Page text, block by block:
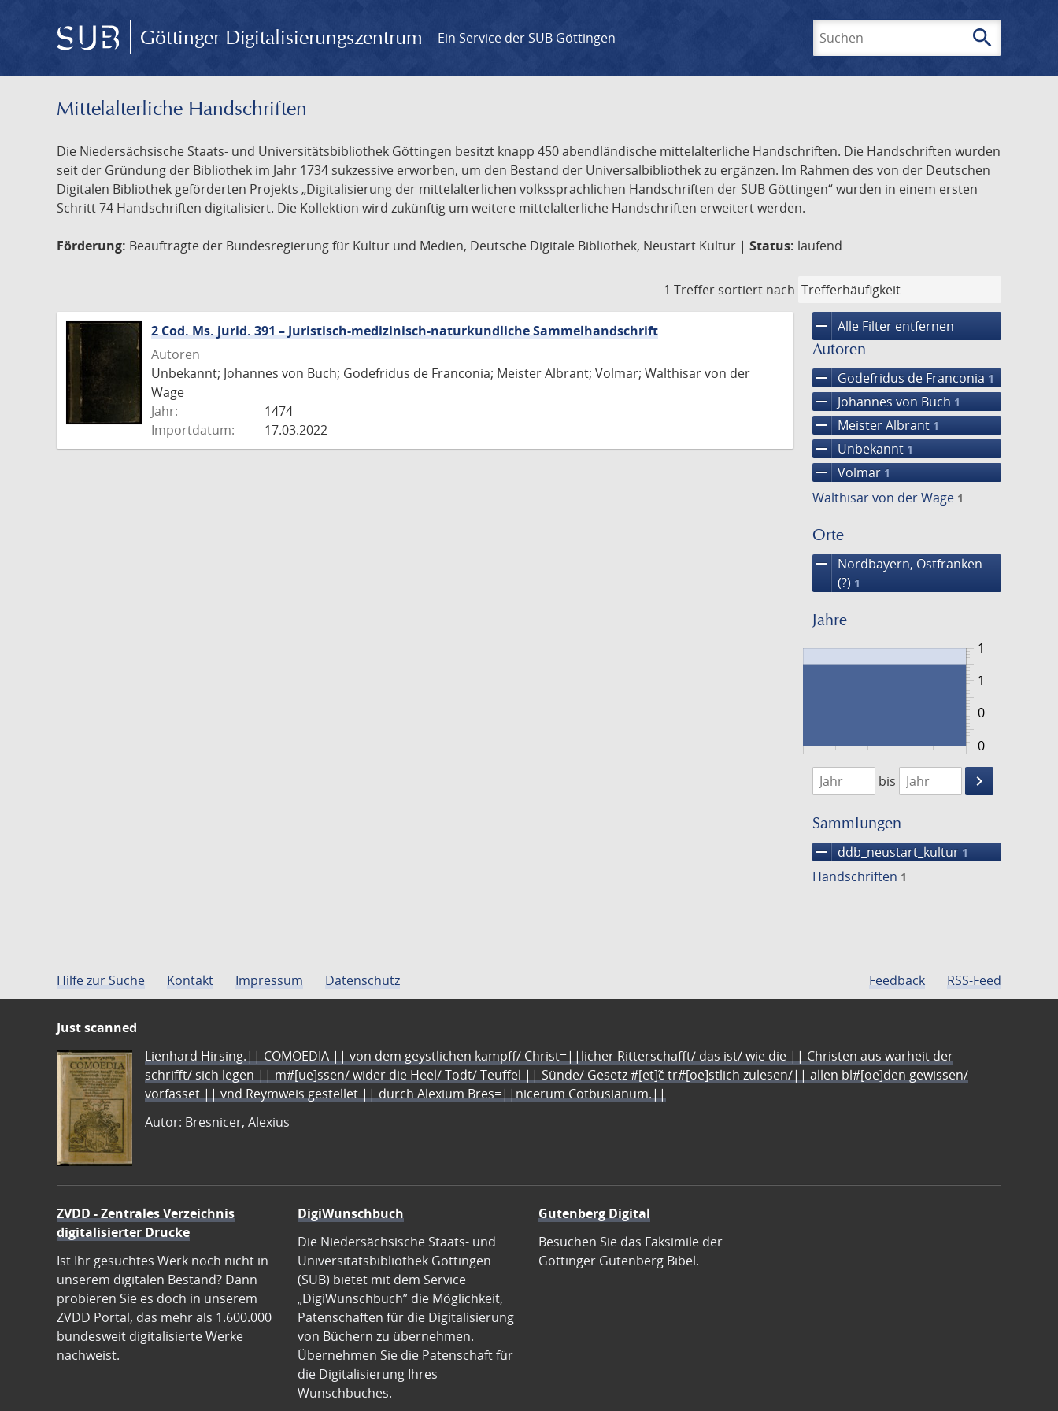
Göttinger Digitalisierungszentrum Ein Service der SUB Göttingen search
Mittelalterliche Handschriften
Die Niedersächsische Staats- und Universitätsbibliothek Göttingen besitzt knapp 450 abendländische mittelalterliche Handschriften. Die Handschriften wurden
seit der Gründung der Bibliothek im Jahr 1734 sukzessive erworben, um den Bestand der Universalbibliothek zu ergänzen. Im Rahmen des von der Deutschen
Digitalen Bibliothek geförderten Projekts „Digitalisierung der mittelalterlichen volkssprachlichen Handschriften der SUB Göttingen“ wurden in einem ersten
Schritt 74 Handschriften digitalisiert. Die Kollektion wird zukünftig um weitere mittelalterliche Handschriften erweitert werden.
Förderung: Beauftragte der Bundesregierung für Kultur und Medien, Deutsche Digitale Bibliothek, Neustart Kultur | Status: laufend
1 Treffer sortiert nach
remove Alle Filter entfernen
Autoren
remove Godefridus de Franconia 1
remove Johannes von Buch 1
remove Meister Albrant 1
remove Unbekannt 1
remove Volmar 1
Walthisar von der Wage 1
Orte
remove
Nordbayern, Ostfranken
(?) 1
Jahre
0
1
0
1
1474
1475
bis
keyboard_arrow_right
Suche
Sammlungen
remove ddb_neustart_kultur 1
Handschriften 1
2 Cod. Ms. jurid. 391 – Juristisch-medizinisch-naturkundliche Sammelhandschrift
Autoren
Unbekannt; Johannes von Buch; Godefridus de Franconia; Meister Albrant; Volmar; Walthisar von der
Wage
Jahr:
1474
Importdatum:
17.03.2022
Hilfe zur Suche Kontakt Impressum Datenschutz Feedback RSS-Feed
Just scanned
Lienhard Hirsing.|| COMOEDIA || von dem geystlichen kampff/ Christ=||licher Ritterschafft/ das ist/ wie die || Christen aus warheit der
schrifft/ sich legen || m#[ue]ssen/ wider die Heel/ Todt/ Teuffel || Sünde/ Gesetz #[et]c̃ tr#[oe]stlich zulesen/|| allen bl#[oe]den gewissen/
vorfasset || vnd Reymweis gestellet || durch Alexium Bres=||nicerum Cotbusianum.||
Autor: Bresnicer, Alexius
ZVDD - Zentrales Verzeichnis
digitalisierter Drucke
Ist Ihr gesuchtes Werk noch nicht in
unserem digitalen Bestand? Dann
probieren Sie es doch in unserem
ZVDD Portal, das mehr als 1.600.000
bundesweit digitalisierte Werke
nachweist.
DigiWunschbuch
Die Niedersächsische Staats- und
Universitätsbibliothek Göttingen
(SUB) bietet mit dem Service
„DigiWunschbuch” die Möglichkeit,
Patenschaften für die Digitalisierung
von Büchern zu übernehmen.
Übernehmen Sie die Patenschaft für
die Digitalisierung Ihres
Wunschbuches.
Gutenberg Digital
Besuchen Sie das Faksimile der
Göttinger Gutenberg Bibel.